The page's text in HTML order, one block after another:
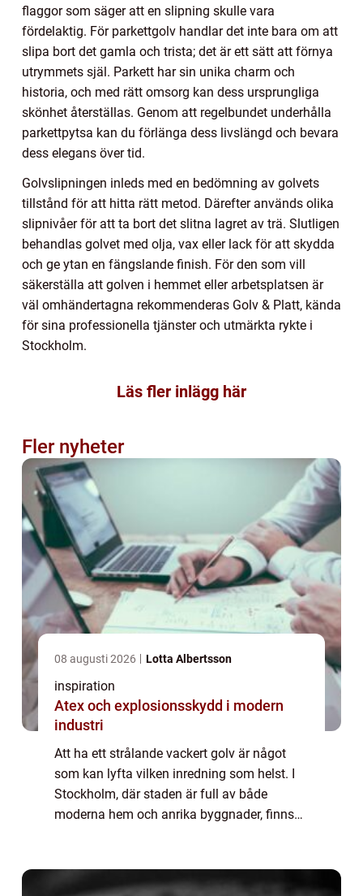
flaggor som säger att en slipning skulle vara
fördelaktig. För parkettgolv handlar det inte bara om att
slipa bort det gamla och trista; det är ett sätt att förnya
utrymmets själ. Parkett har sin unika charm och
historia, och med rätt omsorg kan dess ursprungliga
skönhet återställas. Genom att regelbundet underhålla
parkettpytsa kan du förlänga dess livslängd och bevara
dess elegans över tid.
Golvslipningen inleds med en bedömning av golvets
tillstånd för att hitta rätt metod. Därefter används olika
slipnivåer för att ta bort det slitna lagret av trä. Slutligen
behandlas golvet med olja, vax eller lack för att skydda
och ge ytan en fängslande finish. För den som vill
säkerställa att golven i hemmet eller arbetsplatsen är
väl omhändertagna rekommenderas Golv & Platt, kända
för sina professionella tjänster och utmärkta rykte i
Stockholm.
Läs fler inlägg här
Fler nyheter
08 augusti 2026 Lotta Albertsson
inspiration
Atex och explosionsskydd i modern
industri
Att ha ett strålande vackert golv är något
som kan lyfta vilken inredning som helst. I
Stockholm, där staden är full av både
moderna hem och anrika byggnader, finns